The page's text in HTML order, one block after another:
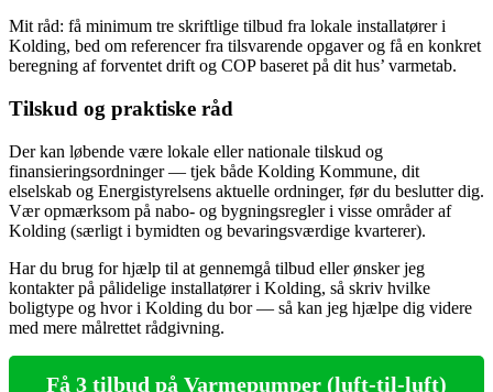
Mit råd: få minimum tre skriftlige tilbud fra lokale installatører i
Kolding, bed om referencer fra tilsvarende opgaver og få en konkret
beregning af forventet drift og COP baseret på dit hus’ varmetab.
Tilskud og praktiske råd
Der kan løbende være lokale eller nationale tilskud og
finansieringsordninger — tjek både Kolding Kommune, dit
elselskab og Energistyrelsens aktuelle ordninger, før du beslutter dig.
Vær opmærksom på nabo‑ og bygningsregler i visse områder af
Kolding (særligt i bymidten og bevaringsværdige kvarterer).
Har du brug for hjælp til at gennemgå tilbud eller ønsker jeg
kontakter på pålidelige installatører i Kolding, så skriv hvilke
boligtype og hvor i Kolding du bor — så kan jeg hjælpe dig videre
med mere målrettet rådgivning.
Få 3 tilbud på Varmepumper (luft-til-luft)